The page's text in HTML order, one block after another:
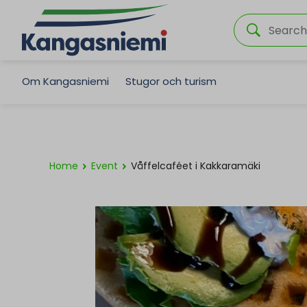
Om Kangasniemi Stugor och turism
Home Event Våffelcaféet i Kakkaramäki